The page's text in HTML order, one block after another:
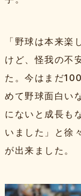
「野球は本来楽
けど、怪我の不
た。今はまだ
めて野球面白い
にないと成長も
いました」と徐
が出来ました。